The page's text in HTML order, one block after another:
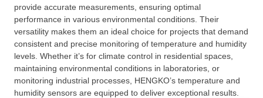
provide accurate measurements, ensuring optimal
performance in various environmental conditions. Their
versatility makes them an ideal choice for projects that demand
consistent and precise monitoring of temperature and humidity
levels. Whether it’s for climate control in residential spaces,
maintaining environmental conditions in laboratories, or
monitoring industrial processes, HENGKO’s temperature and
humidity sensors are equipped to deliver exceptional results.